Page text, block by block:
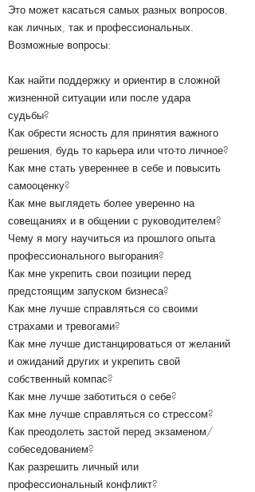
Это может касаться самых разных вопросов,
как личных, так и профессиональных.
Возможные вопросы:
Как найти поддержку и ориентир в сложной
жизненной ситуации или после удара
судьбы?
Как обрести ясность для принятия важного
решения, будь то карьера или что-то личное?
Как мне стать увереннее в себе и повысить
самооценку?
Как мне выглядеть более уверенно на
совещаниях и в общении с руководителем?
Чему я могу научиться из прошлого опыта
профессионального выгорания?
Как мне укрепить свои позиции перед
предстоящим запуском бизнеса?
Как мне лучше справляться со своими
страхами и тревогами?
Как мне лучше дистанцироваться от желаний
и ожиданий других и укрепить свой
собственный компас?
Как мне лучше заботиться о себе?
Как мне лучше справляться со стрессом?
Как преодолеть застой перед экзаменом/
собеседованием?
Как разрешить личный или
профессиональный конфликт?